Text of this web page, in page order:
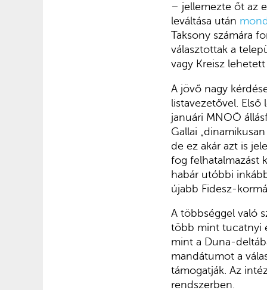
– jellemezte őt az
leváltása után
Taksony számára
választottak a
vagy Kreisz
A jövő nagy
listavezetővel.
januári MNOÖ
Gallai
de ez akár azt is
fog felhatalmazást
habár utóbbi
újabb Fidesz-
A többséggel való
több mint tucatnyi
mint a Duna-
mandátumot a
támogatják. Az
rendszerben.